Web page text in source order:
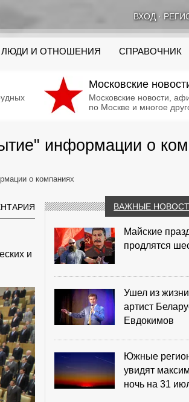
ВХОД·
ЛЮДИ И ОТНОШЕНИЯ СПРАВОЧНИК
Московские
Московские новости,
по Москве и многое
информации о
о компаниях
и
ВАЖНЫЕ
Майские
продлятся
Ушел из
артист
Евдокимов
Южные
увидят
ночь на 31